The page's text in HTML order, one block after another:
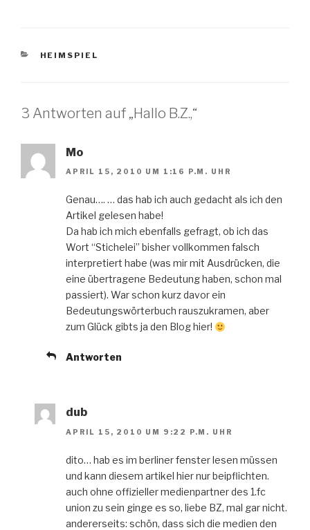
KATEGORIEN
HEIMSPIEL
3 Antworten auf „Hallo B.Z.,“
Mo
APRIL 15, 2010 UM 1:16 P.M. UHR
Genau…. … das hab ich auch gedacht als ich den
Artikel gelesen habe!
Da hab ich mich ebenfalls gefragt, ob ich das
Wort “Stichelei” bisher vollkommen falsch
interpretiert habe (was mir mit Ausdrücken, die
eine übertragene Bedeutung haben, schon mal
passiert). War schon kurz davor ein
Bedeutungswörterbuch rauszukramen, aber
zum Glück gibts ja den Blog hier!
Antworten
dub
APRIL 15, 2010 UM 9:22 P.M. UHR
dito… hab es im berliner fenster lesen müssen
und kann diesem artikel hier nur beipflichten.
auch ohne offizieller medienpartner des 1.fc
union zu sein ginge es so, liebe BZ, mal gar nicht.
andererseits: schön, dass sich die medien den